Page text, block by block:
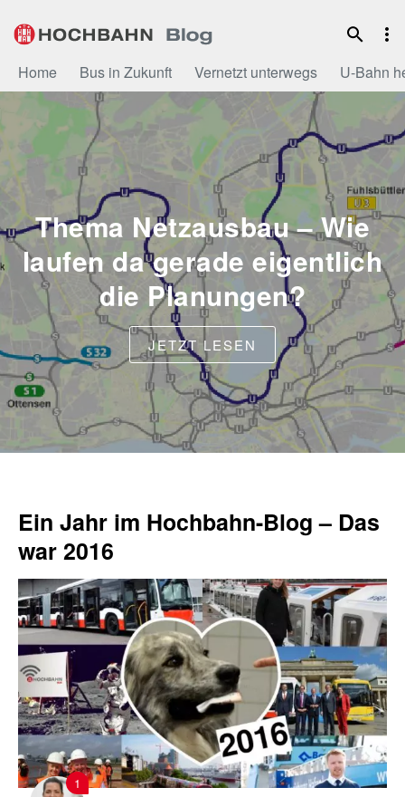
Inhalt
Home Bus in Zukunft Vernetzt unterwegs U-Bahn
Thema Netzausbau – Wie
laufen da gerade eigentlich
die Planungen?
JETZT LESEN
Ein Jahr im Hochbahn-Blog – Das
war 2016
1